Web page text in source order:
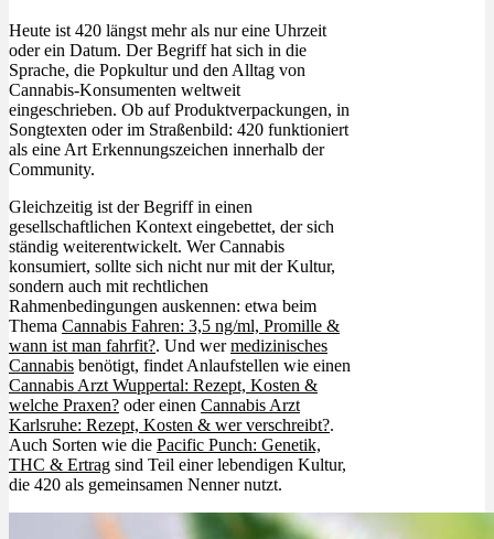
Heute ist 420 längst mehr als nur eine Uhrzeit
oder ein Datum. Der Begriff hat sich in die
Sprache, die Popkultur und den Alltag von
Cannabis-Konsumenten weltweit
eingeschrieben. Ob auf Produktverpackungen, in
Songtexten oder im Straßenbild: 420 funktioniert
als eine Art Erkennungszeichen innerhalb der
Community.
Gleichzeitig ist der Begriff in einen
gesellschaftlichen Kontext eingebettet, der sich
ständig weiterentwickelt. Wer Cannabis
konsumiert, sollte sich nicht nur mit der Kultur,
sondern auch mit rechtlichen
Rahmenbedingungen auskennen: etwa beim
Thema Cannabis Fahren: 3,5 ng/ml, Promille &
wann ist man fahrfit?. Und wermedizinisches
Cannabis benötigt, findet Anlaufstellen wie einen
Cannabis Arzt Wuppertal: Rezept, Kosten &
welche Praxen? oder einen Cannabis Arzt
Karlsruhe: Rezept, Kosten & wer verschreibt?.
Auch Sorten wie die Pacific Punch: Genetik,
THC & Ertrag sind Teil einer lebendigen Kultur,
die 420 als gemeinsamen Nenner nutzt.